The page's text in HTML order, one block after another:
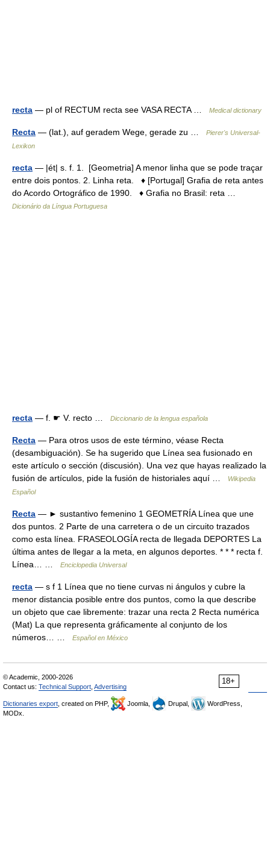
recta — pl of RECTUM recta see VASA RECTA … Medical dictionary
Recta — (lat.), auf geradem Wege, gerade zu …
Pierer's Universal-
Lexikon
recta — |ét| s. f. 1. [Geometria] A menor linha que se pode traçar
entre dois pontos. 2. Linha reta. ♦ [Portugal] Grafia de reta antes
do Acordo Ortográfico de 1990. ♦ Grafia no Brasil: reta …
Dicionário da Língua Portuguesa
recta — f. ☛ V. recto … Diccionario de la lengua española
Recta — Para otros usos de este término, véase Recta
(desambiguación). Se ha sugerido que Línea sea fusionado en
este artículo o sección (discusión). Una vez que hayas realizado la
fusión de artículos, pide la fusión de historiales aquí …
Wikipedia
Español
Recta — ► sustantivo femenino 1 GEOMETRÍA Línea que une
dos puntos. 2 Parte de una carretera o de un circuito trazados
como esta línea. FRASEOLOGÍA recta de llegada DEPORTES La
última antes de llegar a la meta, en algunos deportes. * * * recta f.
Línea… …
Enciclopedia Universal
recta — s f 1 Línea que no tiene curvas ni ángulos y cubre la
menor distancia posible entre dos puntos, como la que describe
un objeto que cae libremente: trazar una recta 2 Recta numérica
(Mat) La que representa gráficamente al conjunto de los
números… …
Español en México
18+
© Academic, 2000-2026
Contact us: Technical Support Advertising
Dictionaries export , created on PHP, Joomla, Drupal,
WordPress,
MODx.